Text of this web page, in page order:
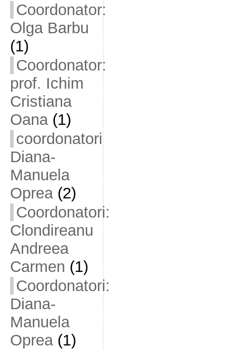
Coordonator:
Olga Barbu
(1)
Coordonator:
prof. Ichim
Cristiana
Oana(1)
coordonatori
Diana-
Manuela
Oprea(2)
Coordonatori:
Clondireanu
Andreea
Carmen (1)
Coordonatori:
Diana-
Manuela
Oprea(1)